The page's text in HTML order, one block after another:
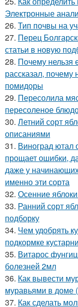
Электронные
26. Тип почвы на
27. Перец
статьи в новую
28. Почему нельзя
рассказал, почему
помидоры
29. Пересолила
пересоленое
30. Летний сорт
описаниями
31. Виноград ютал
прощает ошибки,
даже у
именно эти сорта
32. Осенние
33. Ранний сорт
подборку
34. Чем удобрять
подкормке
35. Витарос
болезней 2мл
36. Как вывести
муравьями в доме
37. Как сделать